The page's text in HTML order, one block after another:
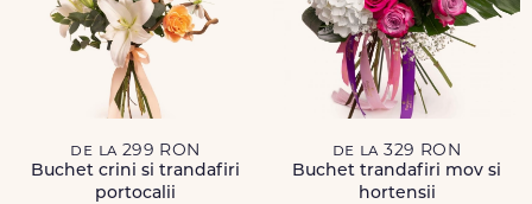
de la 299 RON
Buchet crini si trandafiri
portocalii
de la 329 RON
Buchet trandafiri mov si
hortensii